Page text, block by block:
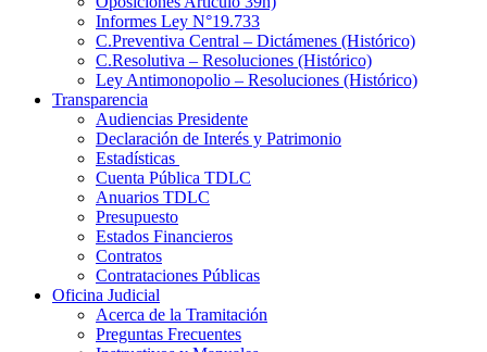
Informes Ley N°19.733
C.Preventiva Central – Dictámenes (Histórico)
C.Resolutiva – Resoluciones (Histórico)
Ley Antimonopolio – Resoluciones (Histórico)
Transparencia
Audiencias Presidente
Declaración de Interés y Patrimonio
Estadísticas
Cuenta Pública TDLC
Anuarios TDLC
Presupuesto
Estados Financieros
Contratos
Contrataciones Públicas
Oficina Judicial
Acerca de la Tramitación
Preguntas Frecuentes